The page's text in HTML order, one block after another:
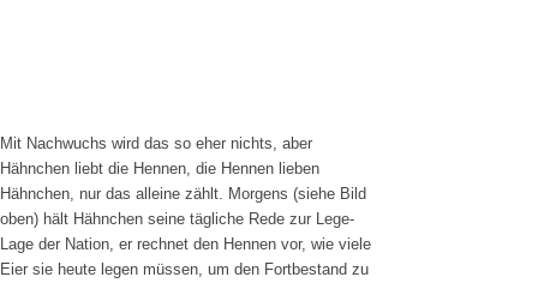
Mit Nachwuchs wird das so eher nichts, aber
Hähnchen liebt die Hennen, die Hennen lieben
Hähnchen, nur das alleine zählt. Morgens (siehe Bild
oben) hält Hähnchen seine tägliche Rede zur Lege-
Lage der Nation, er rechnet den Hennen vor, wie viele
Eier sie heute legen müssen, um den Fortbestand zu